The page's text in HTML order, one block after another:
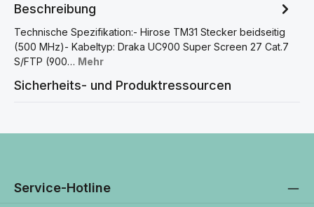
Beschreibung
Technische Spezifikation:- Hirose TM31 Stecker beidseitig
(500 MHz)- Kabeltyp: Draka UC900 Super Screen 27 Cat.7
S/FTP (900… Mehr
Sicherheits- und Produktressourcen
Service-Hotline